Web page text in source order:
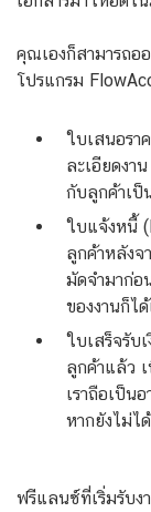
คุณเองก็สามารถอ
โปรแกรม
ใบเสนอรา
ละเอียดงา
กับลูกค้าเ
ใบแจ้งหนี้
ลูกค้าหลังจ
มัดจำมาก่อ
ของงานก็ไ
ใบเสร็จรับ
ลูกค้าแล้ว
เราถือเป็น
หากยังไม่ไ
ฟรีแลนซ์ที่เริ่มรับง